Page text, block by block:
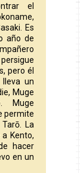
el
Es
año de
pero él
un
Muge
Muge
permite
La
Kento,
hacer
en un